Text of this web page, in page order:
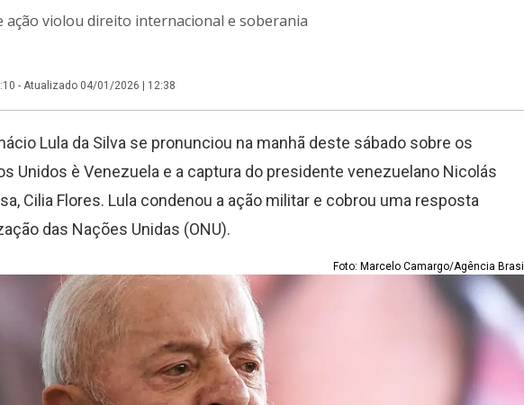
ação violou direito internacional e soberania
- Atualizado 04/01/2026 | 12:38
Lula da Silva se pronunciou na manhã deste sábado sobre os
Unidos è Venezuela e a captura do presidente venezuelano Nicolás
Cilia Flores. Lula condenou a ação militar e cobrou uma resposta
das Nações Unidas (ONU).
Foto: Marcelo Camargo/Agência Brasil